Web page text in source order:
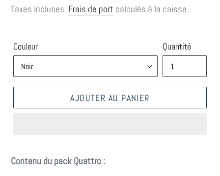
normal
Taxes incluses. Frais de port calculés à la caisse.
Couleur Quantité
AJOUTER AU PANIER
Contenu du pack Quattro :